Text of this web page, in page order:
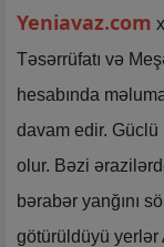
Yeniavaz.com
Təsərrüfatı və
hesabında
davam edir. Güclü
olur. Bəzi
bərabər yanğını
götürüldüyü yerlər